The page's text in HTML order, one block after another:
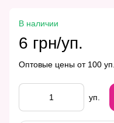
В наличии
6 грн/уп.
Оптовые цены от 100 уп.
уп.